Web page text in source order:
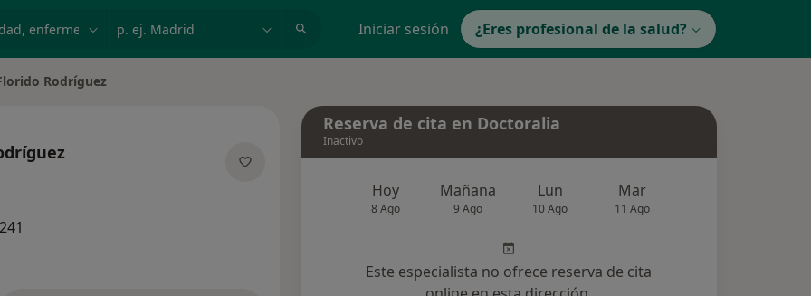
Iniciar sesión ¿Eres profesional de la salud?
Rodríguez
Reserva de cita en Doctoralia
Inactivo
Hoy
8 Ago
Mañana
9 Ago
Lun
10 Ago
Mar
11 Ago
Este especialista no ofrece reserva de cita